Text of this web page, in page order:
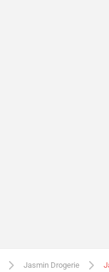
Jasmin Drogerie